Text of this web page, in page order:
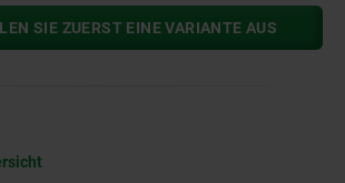
SIE ZUERST EINE VARIANTE AUS